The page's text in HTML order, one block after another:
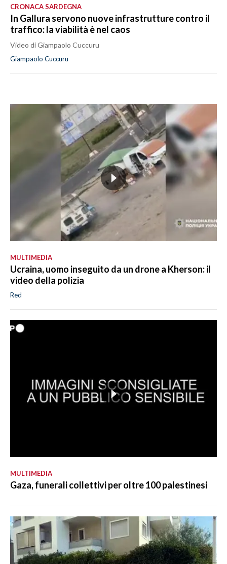
CRONACA SARDEGNA
In Gallura servono nuove infrastrutture contro il
traffico: la viabilità è nel caos
Video di Giampaolo Cuccuru
Giampaolo Cuccuru
MULTIMEDIA
Ucraina, uomo inseguito da un drone a Kherson: il
video della polizia
Red
MULTIMEDIA
Gaza, funerali collettivi per oltre 100 palestinesi